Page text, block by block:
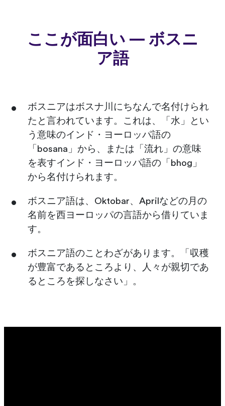
ここが面白い — ボスニ
ア語
ボスニアはボスナ川にちなんで名付けられ
たと言われています。これは、「水」とい
う意味のインド・ヨーロッパ語の
「bosana」から、または「流れ」の意味
を表すインド・ヨーロッパ語の「bhog」
から名付けられます。
ボスニア語は、Oktobar、Aprilなどの月の
名前を西ヨーロッパの言語から借りていま
す。
ボスニア語のことわざがあります。「収穫
が豊富であるところより、人々が親切であ
るところを探しなさい」。